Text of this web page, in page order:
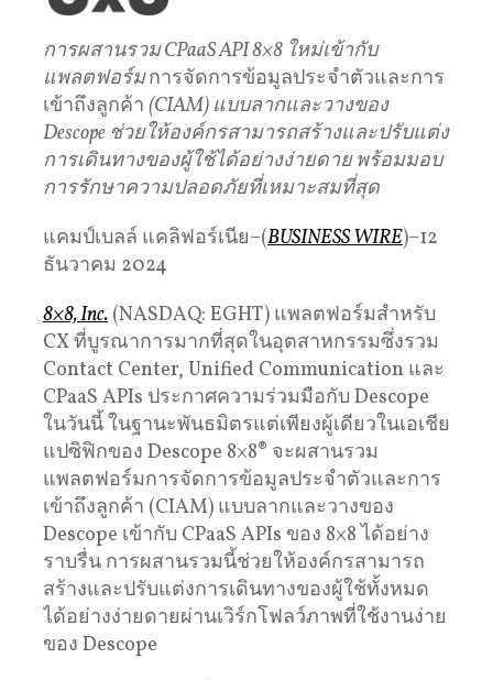
การผสานรวม CPaaS API 8×8 ใหม่เข้ากับ
แพลตฟอร์มการจัดการข้อมูลประจําตัวและการ
เข้าถึงลูกค้า (CIAM) แบบลากและวางของ
Descope ช่วยให้องค์กรสามารถสร้างและปรับแต่ง
การเดินทางของผู้ใช้ได้อย่างง่ายดาย พร้อมมอบ
การรักษาความปลอดภัยที่เหมาะสมที่สุด
แคมป์เบลล์ แคลิฟอร์เนีย–(BUSINESS WIRE)–12
ธันวาคม 2024
8×8, Inc. (NASDAQ: EGHT) แพลตฟอร์มสำหรับ
CX ที่บูรณาการมากที่สุดในอุตสาหกรรมซึ่งรวม
Contact Center, Unified Communication และ
CPaaS APIs ประกาศความร่วมมือกับ Descope
ในวันนี้ ในฐานะพันธมิตรแต่เพียงผู้เดียวในเอเชีย
แปซิฟิกของ Descope 8×8® จะผสานรวม
แพลตฟอร์มการจัดการข้อมูลประจําตัวและการ
เข้าถึงลูกค้า (CIAM) แบบลากและวางของ
Descope เข้ากับ CPaaS APIs ของ 8×8 ได้อย่าง
ราบรื่น การผสานรวมนี้ช่วยให้องค์กรสามารถ
สร้างและปรับแต่งการเดินทางของผู้ใช้ทั้งหมด
ได้อย่างง่ายดายผ่านเวิร์กโฟลว์ภาพที่ใช้งานง่าย
ของ Descope